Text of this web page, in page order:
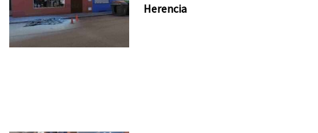
Herencia